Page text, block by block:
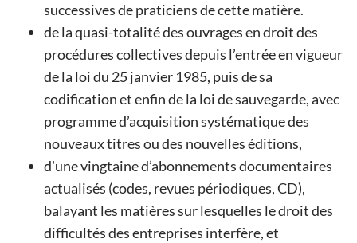
successives de praticiens de cette matière.
de la quasi-totalité des ouvrages en droit des
procédures collectives depuis l’entrée en vigueur
de la loi du 25 janvier 1985, puis de sa
codification et enfin de la loi de sauvegarde, avec
programme d’acquisition systématique des
nouveaux titres ou des nouvelles éditions,
d'une vingtaine d’abonnements documentaires
actualisés (codes, revues périodiques, CD),
balayant les matières sur lesquelles le droit des
difficultés des entreprises interfère, et